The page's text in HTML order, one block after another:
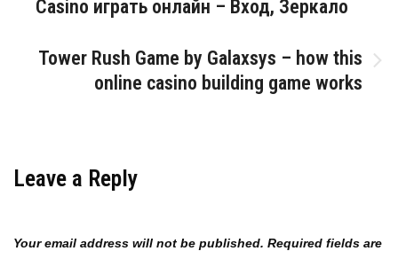
navigation
Casino играть онлайн – Вход, Зеркало
Tower Rush Game by Galaxsys – how this
online casino building game works
Leave a Reply
Your email address will not be published. Required fields are